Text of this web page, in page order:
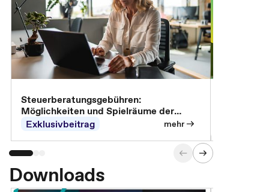
Steuerberatungsgebühren:
Möglichkeiten und Spielräume der
Abrechnung
Exklusivbeitrag mehr
Downloads